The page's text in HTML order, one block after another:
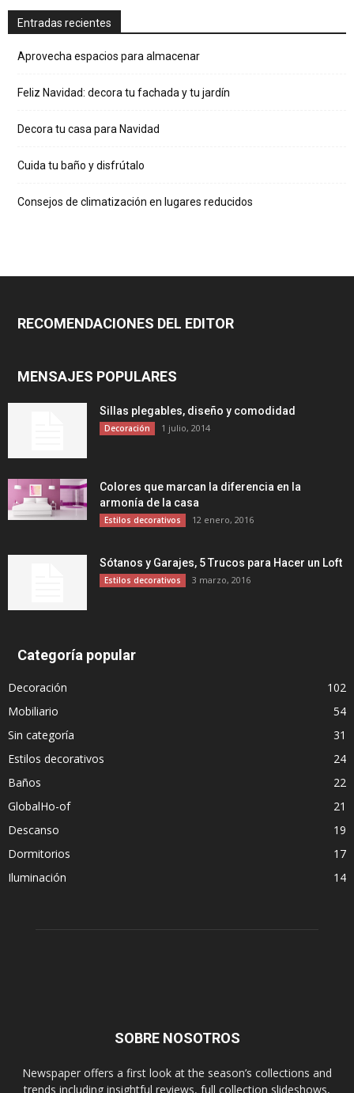
Entradas recientes
Aprovecha espacios para almacenar
Feliz Navidad: decora tu fachada y tu jardín
Decora tu casa para Navidad
Cuida tu baño y disfrútalo
Consejos de climatización en lugares reducidos
RECOMENDACIONES DEL EDITOR
MENSAJES POPULARES
Sillas plegables, diseño y comodidad
Decoración 1 julio, 2014
Colores que marcan la diferencia en la
armonía de la casa
Estilos decorativos 12 enero, 2016
Sótanos y Garajes, 5 Trucos para Hacer un Loft
Estilos decorativos 3 marzo, 2016
Categoría popular
Decoración
102
Mobiliario
54
Sin categoría
31
Estilos decorativos
24
Baños
22
GlobalHo-of
21
Descanso
19
Dormitorios
17
Iluminación
14
SOBRE NOSOTROS
Newspaper offers a first look at the season’s collections and
trends including insightful reviews, full collection slideshows,